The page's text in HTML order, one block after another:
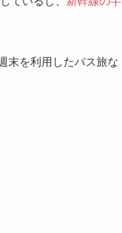
末を利用したバス旅な